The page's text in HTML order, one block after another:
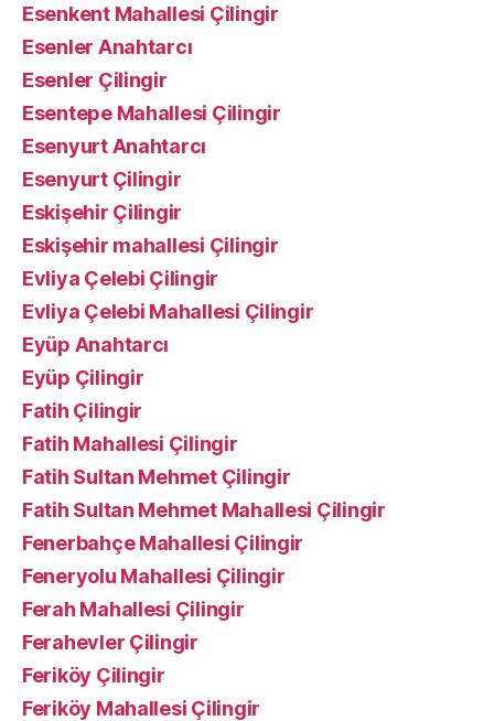
Esenkent Mahallesi Çilingir
Esenler Anahtarcı
Esenler Çilingir
Esentepe Mahallesi Çilingir
Esenyurt Anahtarcı
Esenyurt Çilingir
Eskişehir Çilingir
Eskişehir mahallesi Çilingir
Evliya Çelebi Çilingir
Evliya Çelebi Mahallesi Çilingir
Eyüp Anahtarcı
Eyüp Çilingir
Fatih Çilingir
Fatih Mahallesi Çilingir
Fatih Sultan Mehmet Çilingir
Fatih Sultan Mehmet Mahallesi Çilingir
Fenerbahçe Mahallesi Çilingir
Feneryolu Mahallesi Çilingir
Ferah Mahallesi Çilingir
Ferahevler Çilingir
Feriköy Çilingir
Feriköy Mahallesi Çilingir